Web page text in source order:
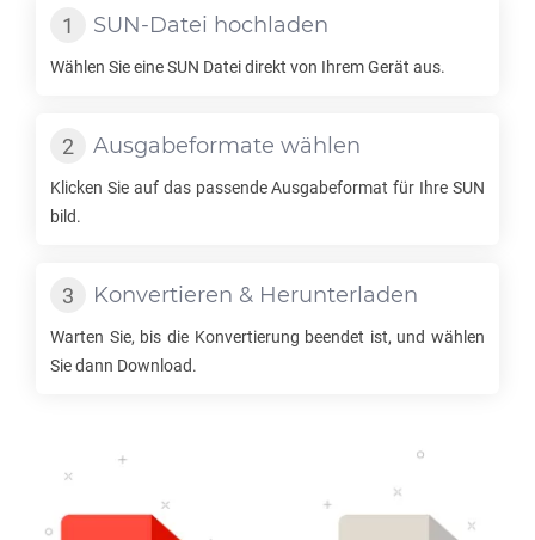
SUN-Datei hochladen
Wählen Sie eineSUN Datei direkt von Ihrem Gerät aus.
Ausgabeformate wählen
Klicken Sie auf das passende Ausgabeformat für Ihre SUN
bild.
Konvertieren & Herunterladen
Warten Sie, bis die Konvertierung beendet ist, und wählen
Sie dann Download.